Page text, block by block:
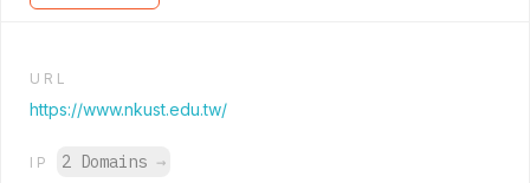
URL
https://www.nkust.edu.tw/
IP 2 Domains →